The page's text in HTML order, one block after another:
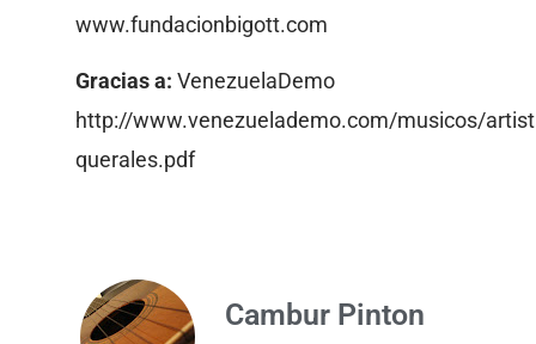
www.fundacionbigott.com
Gracias a: VenezuelaDemo
http://www.venezuelademo.com/musicos/
querales.pdf
Cambur Pinton